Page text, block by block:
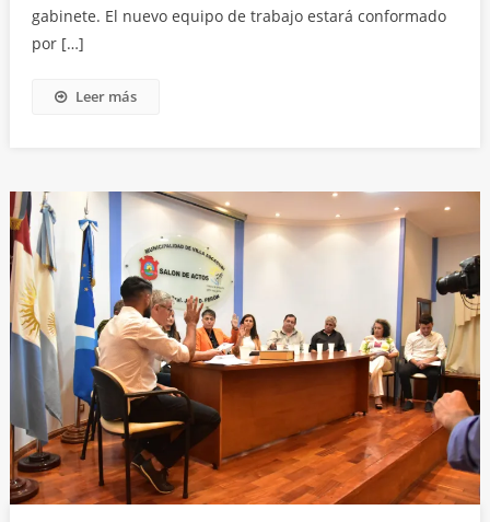
gabinete. El nuevo equipo de trabajo estará conformado
por […]
Leer más